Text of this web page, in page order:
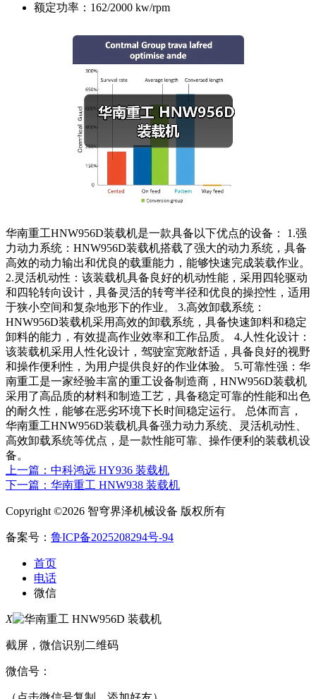
额定功率： 162/2000 kw/rpm
华南重工HNW956D装载机是一款具备以下优点的设备： 1.强
力动力系统：HNW956D装载机搭载了强大的动力系统，具备
高效的动力输出和优良的载重能力，能够快速完成装载作业。
2.灵活机动性：该装载机具备良好的机动性能，采用四轮驱动
和四轮转向设计，具备灵活的转弯半径和优良的操控性，适用
于狭小空间和复杂地形下的作业。 3.高效卸载系统：
HNW956D装载机采用高效的卸载系统，具备快速卸料和稳定
卸料的能力，有效提高作业效率和工作品质。 4.人性化设计：
该装载机采用人性化设计，驾驶室宽敞舒适，具备良好的视野
和操作便利性，为用户提供良好的作业体验。 5.可靠性强：华
南重工是一家经验丰富的重工设备制造商，HNW956D装载机
采用了高品质的材料和制造工艺，具备稳定可靠的性能和出色
的耐久性，能够在恶劣环境下长时间稳定运行。 总体而言，
华南重工HNW956D装载机具备强力动力系统、灵活机动性、
高效卸载系统等优点，是一款性能可靠、操作便利的装载机设
备。
上一篇：中科鸿远 HY936 装载机
下一篇：华南重工 HNW938 装载机
Copyright ©2026 智穹界泽机械设备 版权所有
备案号： 鲁ICP备2025208294号-94
首页
电话
微信
X
截屏，微信识别二维码
微信号：